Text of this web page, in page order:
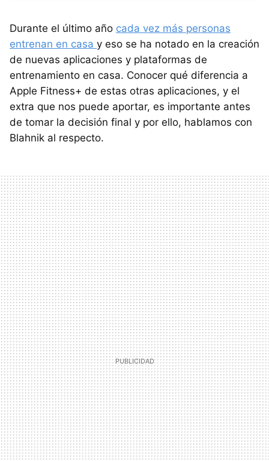
Durante el último año cada vez más personas
entrenan en casa y eso se ha notado en la creación
de nuevas aplicaciones y plataformas de
entrenamiento en casa. Conocer qué diferencia a
Apple Fitness+ de estas otras aplicaciones, y el
extra que nos puede aportar, es importante antes
de tomar la decisión final y por ello, hablamos con
Blahnik al respecto.